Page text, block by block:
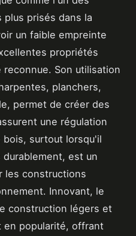
plus prisés dans la
un faible empreinte
propriétés
Son utilisation
planchers,
permet de créer des
une régulation
bois, surtout lorsqu'il
est un
les constructions
Innovant, le
construction légers et
en popularité, offrant